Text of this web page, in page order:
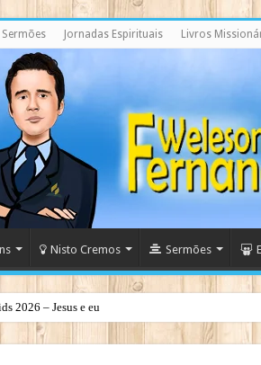
Sermões Jornadas Espirituais Livros
Nisto Cremos Sermões
2026 – Jesus e eu